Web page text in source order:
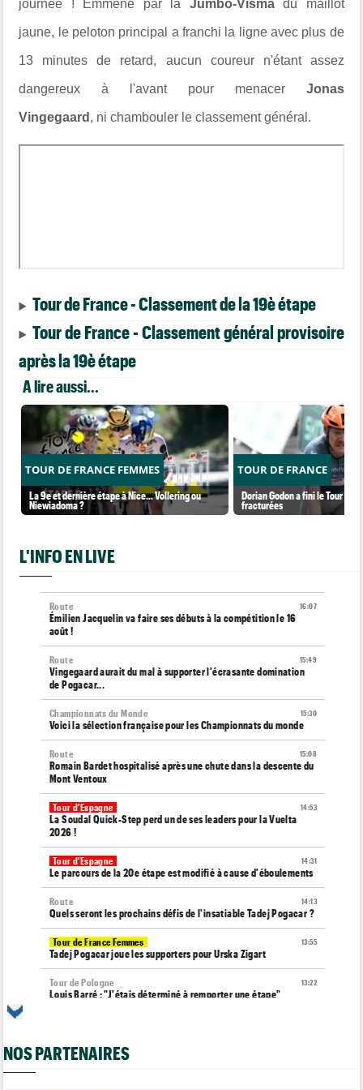
journée ! Emmené par la Jumbo-Vismadu maillot
jaune, le peloton principal a franchi la ligne avec plus de
13 minutes de retard, aucun coureur n'étant assez
dangereux à l'avant pour menacer Jonas
Vingegaard , ni chambouler le classement général.
Tour de France - Classement de la 19è étape
Tour de France - Classement général provisoire
après la 19è étape
A lire aussi...
TOUR DE FRANCE FEMMES
La 9e et dernière étape à Nice... Vollering ou
Niewiadoma ?
TOUR DE FRANCE
Dorian Godon a fini le Tour
fracturées
L'INFO EN LIVE
16:07
Route
Émilien Jacquelin va faire ses débuts à la compétition le 16
août !
15:49
Route
Vingegaard aurait du mal à supporter l'écrasante domination
de Pogacar...
15:30
Championnats du Monde
Voici la sélection française pour les Championnats du monde
15:08
Route
Romain Bardet hospitalisé après une chute dans la descente du
Mont Ventoux
14:53
Tour d'Espagne
La Soudal Quick-Step perd un de ses leaders pour la Vuelta
2026 !
14:31
Tour d'Espagne
Le parcours de la 20e étape est modifié à cause d'éboulements
14:13
Route
Quels seront les prochains défis de l'insatiable Tadej Pogacar ?
13:55
Tour de France Femmes
Tadej Pogacar joue les supporters pour Urska Zigart
13:22
Tour de Pologne
Louis Barré : "J'étais déterminé à remporter une étape"
Tour de France Femmes
NOS PARTENAIRES